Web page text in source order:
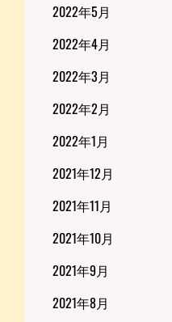
2022年5月
2022年4月
2022年3月
2022年2月
2022年1月
2021年12月
2021年11月
2021年10月
2021年9月
2021年8月